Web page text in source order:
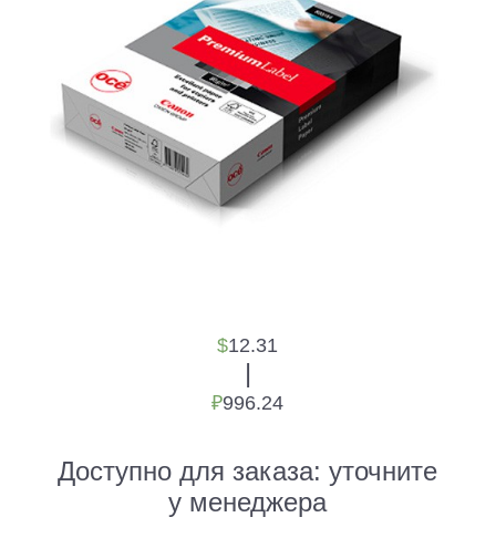
$12.31
|
₽996.24
Доступно для заказа:уточните
у менеджера